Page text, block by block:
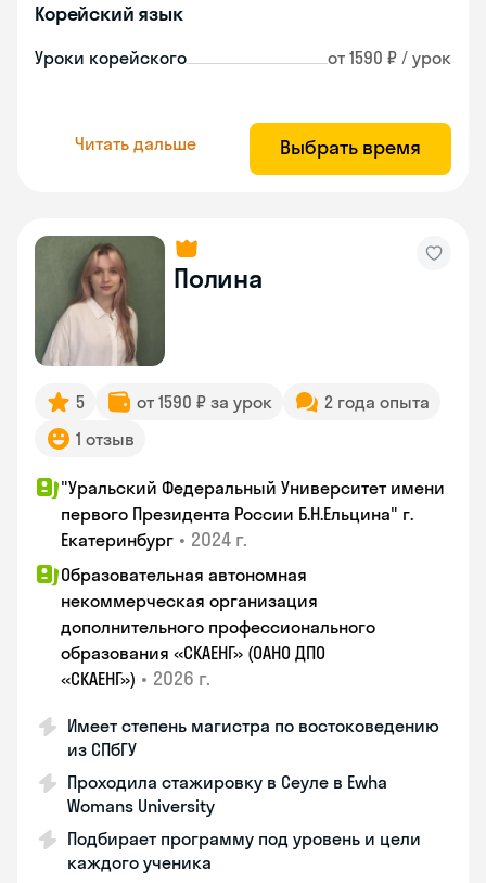
Корейский язык
Уроки корейского от 1590 ₽ / урок
Читать дальше Выбрать время
Полина
5 от 1590 ₽ за урок
2 года опыта
1 отзыв
"Уральский Федеральный Университет имени
первого Президента России Б.Н.Ельцина" г.
Екатеринбург • 2024 г.
Образовательная автономная
некоммерческая организация
дополнительного профессионального
образования «СКАЕНГ» (ОАНО ДПО
«СКАЕНГ») • 2026 г.
Имеет степень магистра по востоковедению
из СПбГУ
Проходила стажировку в Сеуле в Ewha
Womans University
Подбирает программу под уровень и цели
каждого ученика